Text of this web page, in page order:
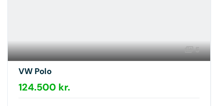
5
VW Polo
124.500 kr.